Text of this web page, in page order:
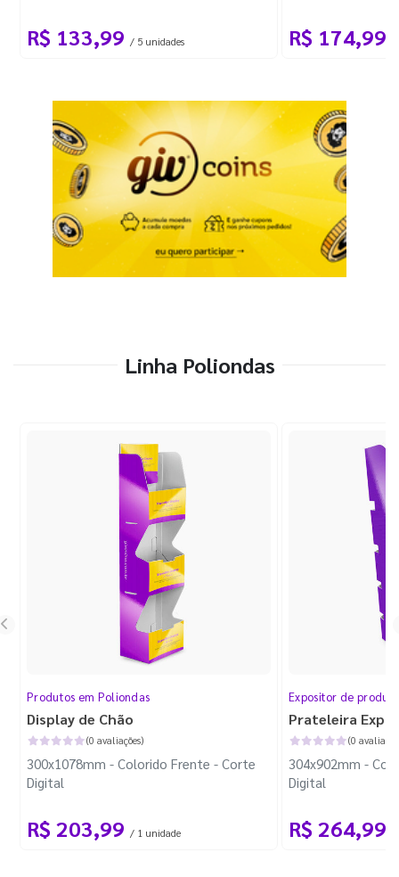
R$ 133,99 / 5 unidades R$ 174,99
Linha Poliondas
Produtos em Poliondas
Display de Chão
(0 avaliações)
300x1078mm - Colorido Frente - Corte
Digital
R$ 203,99 / 1 unidade
Expositor de
Prateleira
(0
304x902mm -
Digital
R$ 264,99